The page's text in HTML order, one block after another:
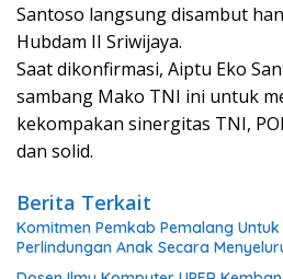
Santoso langsung disambut
Hubdam II Sriwijaya.
Saat dikonfirmasi, Aiptu Eko
sambang Mako TNI ini untuk
kekompakan sinergitas TNI,
dan solid.
Berita Terkait
Komitmen Pemkab Pemalang
Perlindungan Anak Secara